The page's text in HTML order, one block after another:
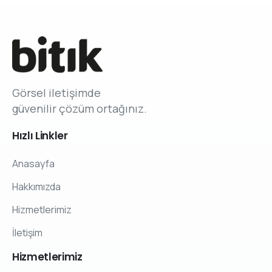
Görsel iletişimde
güvenilir çözüm ortağınız.
Hızlı Linkler
Anasayfa
Hakkımızda
Hizmetlerimiz
İletişim
Hizmetlerimiz